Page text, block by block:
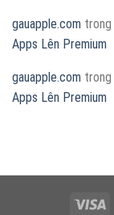
gauapple.com trong
Apps Lên Premium
gauapple.com trong
Apps Lên Premium